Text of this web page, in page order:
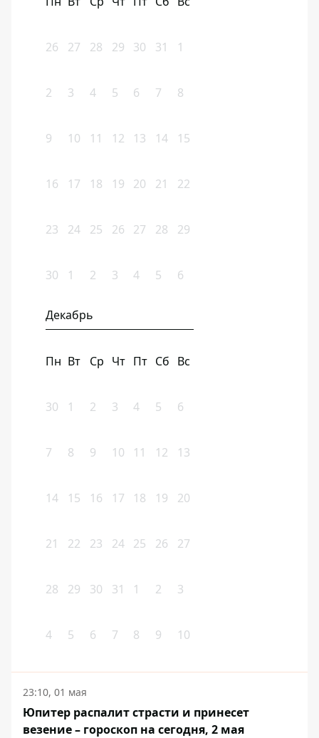
26 27 28 29 30 31 1
2 3 4 5 6 7 8
9 10 11 12 13 14 15
16 17 18 19 20 21 22
23 24 25 26 27 28 29
30 1 2 3 4 5 6
Декабрь
Пн Вт Ср Чт Пт Сб Вс
30 1 2 3 4 5 6
7 8 9 10 11 12 13
14 15 16 17 18 19 20
21 22 23 24 25 26 27
28 29 30 31 1 2 3
4 5 6 7 8 9 10
23:10, 01 мая
Юпитер распалит страсти и принесет
везение – гороскоп на сегодня, 2 мая